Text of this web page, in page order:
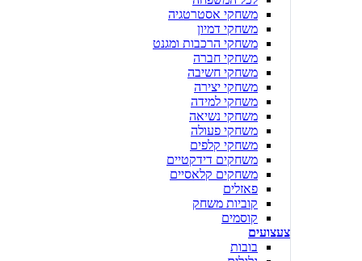
משחקי אסטרטגיה
משחקי דמיון
משחקי הרכבות ומגנט
משחקי חברה
משחקי חשיבה
משחקי יצירה
משחקי למידה
משחקי נשיאה
משחקי פעולה
משחקי קלפים
משחקים דידקטיים
משחקים קלאסיים
פאזלים
קוביות משחק
קוסמים
צעצועים
בובות